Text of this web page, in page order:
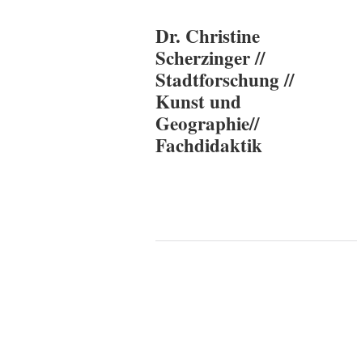
Dr. Christine
Scherzinger //
Stadtforschung //
Kunst und
Geographie//
Fachdidaktik